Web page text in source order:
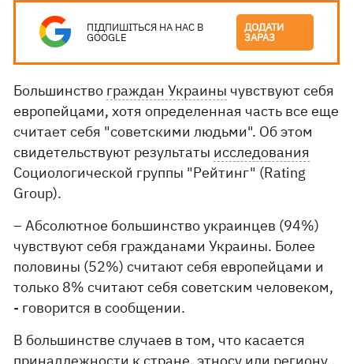
ПІДПИШІТЬСЯ НА НАС В
GOOGLE
ДОДАТИ
ЗАРАЗ
Большинство граждан Украины чувствуют себя
европейцами, хотя определенная часть все еще
считает себя "советскими людьми". Об этом
свидетельствуют результаты исследования
Социологической группы "Рейтинг" (Rating
Group).
– Абсолютное большинство украинцев (94%)
чувствуют себя гражданами Украины. Более
половины (52%) считают себя европейцами и
только 8% считают себя советским человеком,
- говорится в сообщении.
В большинстве случаев в том, что касается